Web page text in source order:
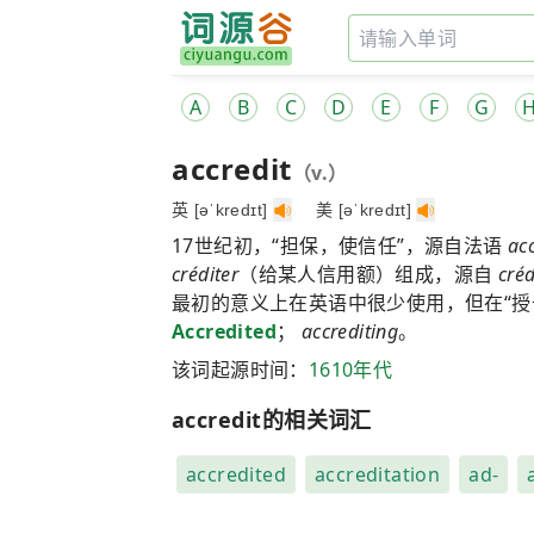
A B C D E F G H
accredit （v.）
英 [əˈkredɪt] 美 [əˈkredɪt]
17世纪初，“担保，使信任”，源自法语
créditer（给某人信用额）组成，源自
最初的意义上在英语中很少使用，但在“
Accredited； accrediting。
该词起源时间： 1610年代
accredit的相关词汇
accredited accreditation ad-